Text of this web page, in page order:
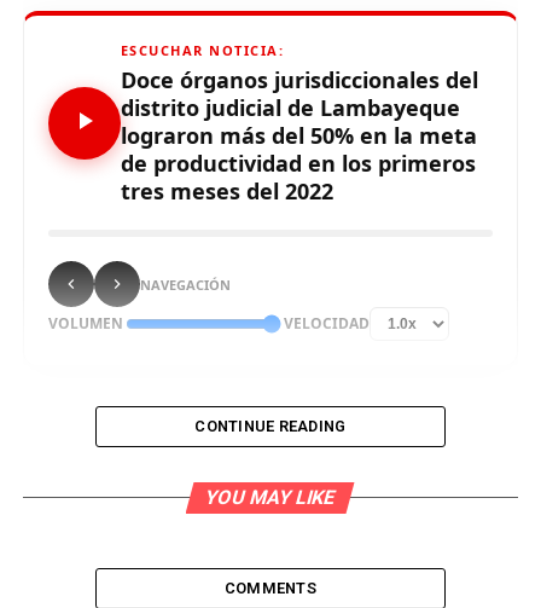
ESCUCHAR NOTICIA:
Doce órganos jurisdiccionales del
distrito judicial de Lambayeque
lograron más del 50% en la meta
de productividad en los primeros
tres meses del 2022
NAVEGACIÓN
VOLUMEN VELOCIDAD
Justicia de Lambayeque superaron el 50% de su meta de
presidente Juan Riquelme Guillermo Piscoya, en reciente
CONTINUE READING
YOU MAY LIKE
COMMENTS